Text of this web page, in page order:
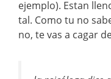
ejemplo). Estan
tal. Como tu no
no, te vas a cagar